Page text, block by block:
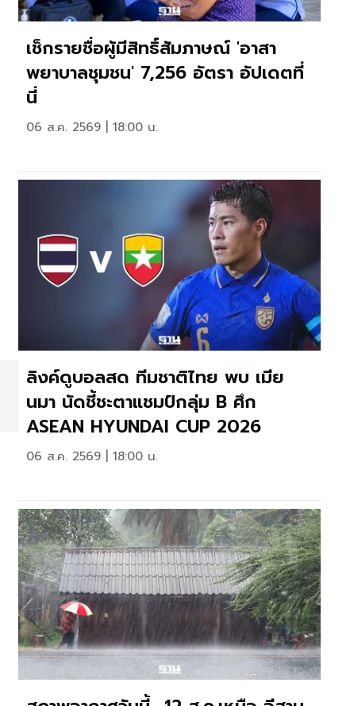
เช็กรายชื่อผู้มีสิทธิ์สัมภาษณ์ 'อาสา
พยาบาลชุมชน' 7,256 อัตรา อัปเดตที่
นี่
06 ส.ค. 2569 | 18:00 น.
ลิงค์ดูบอลสด ทีมชาติไทย พบ เมีย
นมา นัดชี้ชะตาแชมป์กลุ่ม B ศึก
ASEAN HYUNDAI CUP 2026
06 ส.ค. 2569 | 18:00 น.